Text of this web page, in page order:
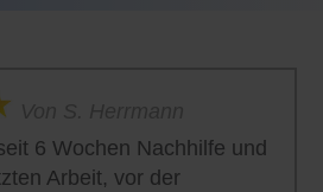
6 Wochen Nachhilfe und
Arbeit, vor der